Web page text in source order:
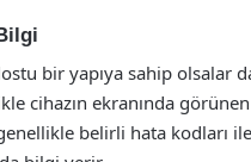
bir yapıya sahip olsalar
cihazın ekranında
belirli hata kodları